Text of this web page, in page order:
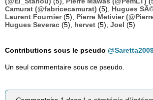
Camurat (@fabricecamurat) (5), Hugues
Laurent Fournier(5), Pierre Metivier
Hugues Severac (5), hervet (5), Joel (5)
Contributions sous le pseudo
Un seul commentaire sous ce pseudo.